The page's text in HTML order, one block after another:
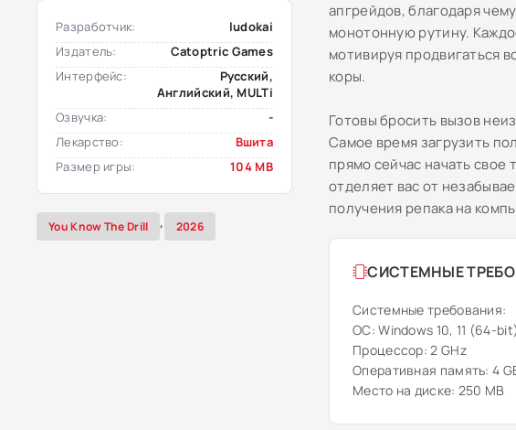
Разработчик:
ludokai
Издатель:
Catoptric Games
Интерфейс:
Русский,
Английский, MULTi
Озвучка:
-
Лекарство:
Вшита
Размер игры:
104 MB
You Know The Drill , 2026
апгрейдов, благодаря
монотонную рутину.
мотивируя продвигаться
коры.
Готовы бросить вызов
Самое время загрузить
прямо сейчас начать
отделяет вас от
получения репака на
СИСТЕМНЫЕ
Системные требования:
ОС: Windows 10, 11 (64-bit)
Процессор: 2 GHz
Оперативная память: 4
Место на диске: 250 MB